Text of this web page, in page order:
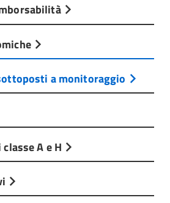
a monitoraggio
A e H